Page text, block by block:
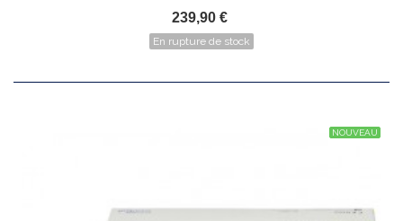
239,90 €
En rupture de stock
NOUVEAU